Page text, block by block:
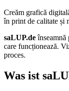
Creăm grafică
în print de calitate și
saLUP.deînseamnă
care funcționează.
proces.
Was ist